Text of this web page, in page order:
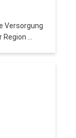
Versorgung
…